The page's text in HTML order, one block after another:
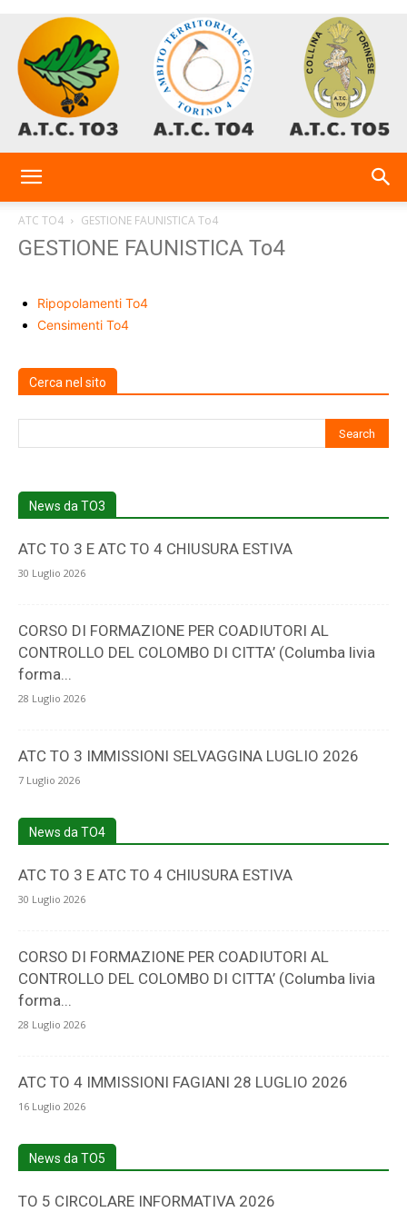
3-
5
ATC TO4 GESTIONE FAUNISTICA To4
GESTIONE FAUNISTICA To4
Ripopolamenti To4
Censimenti To4
Cerca nel sito
News da TO3
ATC TO 3 E ATC TO 4 CHIUSURA ESTIVA
30 Luglio 2026
CORSO DI FORMAZIONE PER COADIUTORI AL
CONTROLLO DEL COLOMBO DI CITTA’ (Columba livia
forma...
28 Luglio 2026
ATC TO 3 IMMISSIONI SELVAGGINA LUGLIO 2026
7 Luglio 2026
News da TO4
ATC TO 3 E ATC TO 4 CHIUSURA ESTIVA
30 Luglio 2026
CORSO DI FORMAZIONE PER COADIUTORI AL
CONTROLLO DEL COLOMBO DI CITTA’ (Columba livia
forma...
28 Luglio 2026
ATC TO 4 IMMISSIONI FAGIANI 28 LUGLIO 2026
16 Luglio 2026
News da TO5
TO 5 CIRCOLARE INFORMATIVA 2026